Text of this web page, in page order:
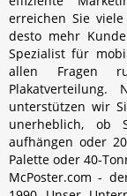
erreichen Sie
desto mehr
Spezialist für
allen Fragen
Plakatverteilung.
unterstützen wir
unerheblich, ob
aufhängen oder
Palette oder 40-
McPoster.com -